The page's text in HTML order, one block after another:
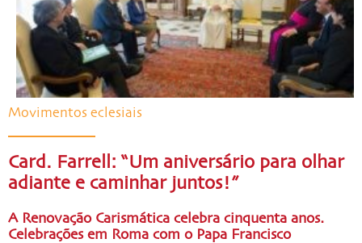
Movimentos eclesiais
Card. Farrell: “Um aniversário para olhar
adiante e caminhar juntos!”
A Renovação Carismática celebra cinquenta anos.
Celebrações em Roma com o Papa Francisco